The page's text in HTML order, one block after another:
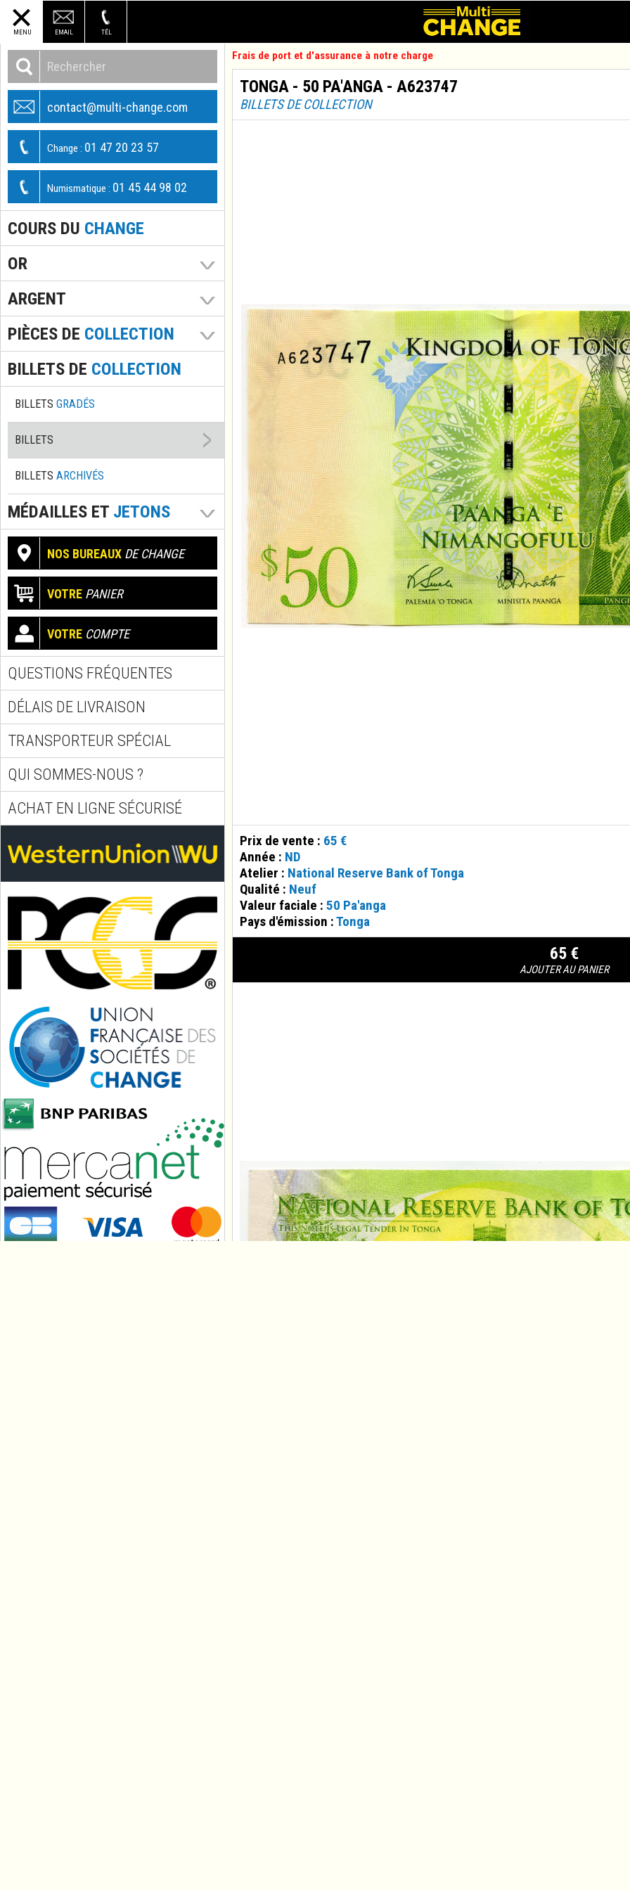
MENU EMAIL TÉL
contact@multi-change.com
Change : 01 47 20 23 57
Numismatique : 01 45 44 98 02
COURS DU CHANGE
OR
ARGENT
PIÈCES DE COLLECTION
BILLETS DE COLLECTION
BILLETS GRADÉS
BILLETS
BILLETS ARCHIVÉS
MÉDAILLES ET JETONS
NOS BUREAUX DE CHANGE
VOTRE PANIER
VOTRE COMPTE
QUESTIONS FRÉQUENTES
DÉLAIS DE LIVRAISON
TRANSPORTEUR SPÉCIAL
QUI SOMMES-NOUS ?
ACHAT EN LIGNE SÉCURISÉ
Frais de port et d'assurance à notre charge
TONGA - 50 PA'ANGA - A623747
BILLETS DE COLLECTION
Prix de vente : 65 €
Année : ND
Atelier : National Reserve Bank of Tonga
Qualité : Neuf
Valeur faciale : 50 Pa'anga
Pays d'émission :Tonga
65 €
AJOUTER AU PANIER